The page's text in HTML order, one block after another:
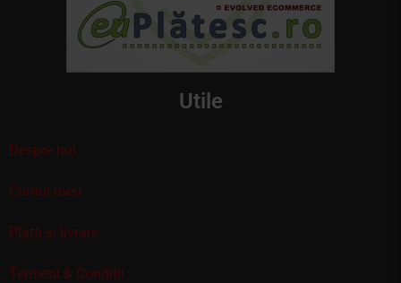
Utile
Despre noi
Contul meu
Plată și livrare
Termeni & Conditii